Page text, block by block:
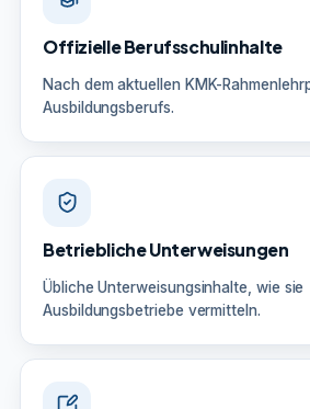
Offizielle Berufsschulinhalte
Nach dem aktuellen KMK-
Ausbildungsberufs.
Betriebliche Unterweisungen
Übliche Unterweisungsinhalte, wie sie
Ausbildungsbetriebe vermitteln.